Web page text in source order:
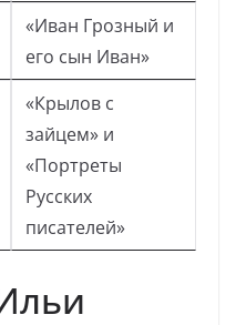
«Иван Грозный и
его сын Иван»
«Крылов с
зайцем» и
«Портреты
Русских
писателей»